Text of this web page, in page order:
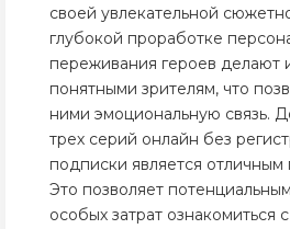
своей увлекательной
глубокой проработке
переживания героев делают
понятными зрителям, что
ними эмоциональную связь.
трех серий онлайн без
подписки является
Это позволяет
особых затрат ознакомиться